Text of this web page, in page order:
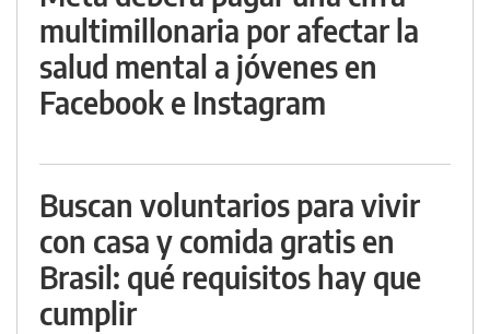
multimillonaria por afectar la
salud mental a jóvenes en
Facebook e Instagram
Buscan voluntarios para vivir
con casa y comida gratis en
Brasil: qué requisitos hay que
cumplir